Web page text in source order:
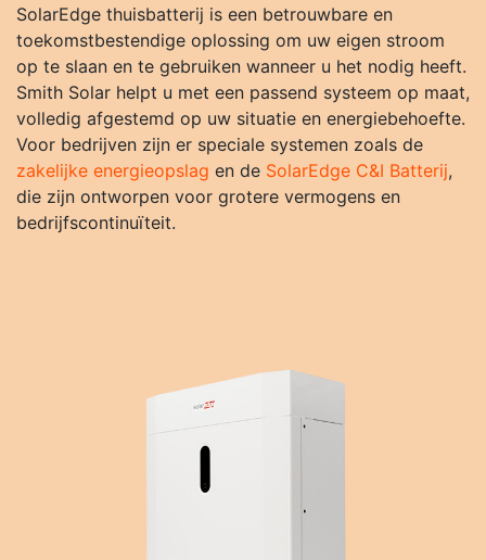
SolarEdge thuisbatterij is een betrouwbare en
toekomstbestendige oplossing om uw eigen stroom
op te slaan en te gebruiken wanneer u het nodig heeft.
Smith Solar helpt u met een passend systeem op maat,
volledig afgestemd op uw situatie en energiebehoefte.
Voor bedrijven zijn er speciale systemen zoals de
zakelijke energieopslag en de SolarEdge C&I Batterij,
die zijn ontworpen voor grotere vermogens en
bedrijfscontinuïteit.